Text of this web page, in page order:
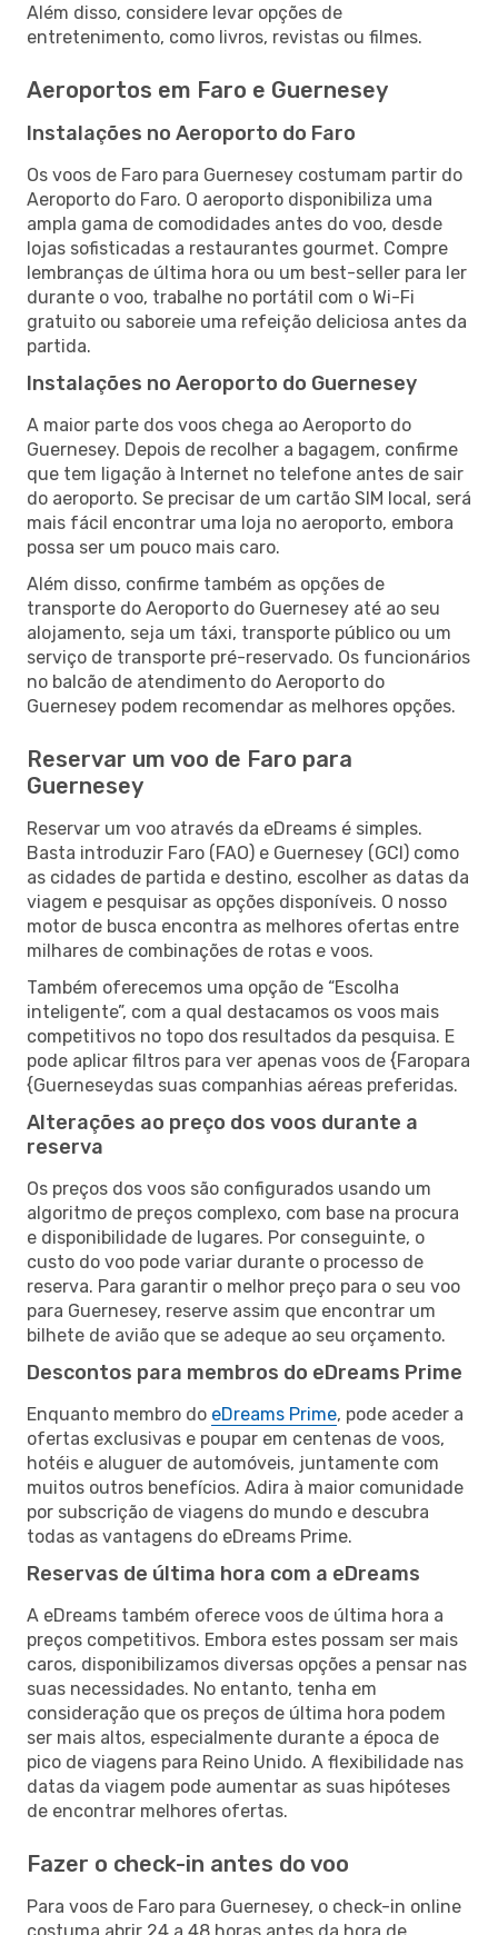
Além disso, considere levar opções de
entretenimento, como livros, revistas ou filmes.
Aeroportos em Faro e Guernesey
Instalações no Aeroporto do Faro
Os voos de Faro para Guernesey costumam partir do
Aeroporto do Faro. O aeroporto disponibiliza uma
ampla gama de comodidades antes do voo, desde
lojas sofisticadas a restaurantes gourmet. Compre
lembranças de última hora ou um best-seller para ler
durante o voo, trabalhe no portátil com o Wi-Fi
gratuito ou saboreie uma refeição deliciosa antes da
partida.
Instalações no Aeroporto do Guernesey
A maior parte dos voos chega ao Aeroporto do
Guernesey. Depois de recolher a bagagem, confirme
que tem ligação à Internet no telefone antes de sair
do aeroporto. Se precisar de um cartão SIM local, será
mais fácil encontrar uma loja no aeroporto, embora
possa ser um pouco mais caro.
Além disso, confirme também as opções de
transporte do Aeroporto do Guernesey até ao seu
alojamento, seja um táxi, transporte público ou um
serviço de transporte pré-reservado. Os funcionários
no balcão de atendimento do Aeroporto do
Guernesey podem recomendar as melhores opções.
Reservar um voo de Faro para
Guernesey
Reservar um voo através da eDreams é simples.
Basta introduzir Faro (FAO) e Guernesey (GCI) como
as cidades de partida e destino, escolher as datas da
viagem e pesquisar as opções disponíveis. O nosso
motor de busca encontra as melhores ofertas entre
milhares de combinações de rotas e voos.
Também oferecemos uma opção de “Escolha
inteligente”, com a qual destacamos os voos mais
competitivos no topo dos resultados da pesquisa. E
pode aplicar filtros para ver apenas voos de {Faropara
{Guerneseydas suas companhias aéreas preferidas.
Alterações ao preço dos voos durante a
reserva
Os preços dos voos são configurados usando um
algoritmo de preços complexo, com base na procura
e disponibilidade de lugares. Por conseguinte, o
custo do voo pode variar durante o processo de
reserva. Para garantir o melhor preço para o seu voo
para Guernesey, reserve assim que encontrar um
bilhete de avião que se adeque ao seu orçamento.
Descontos para membros do eDreams Prime
Enquanto membro do eDreams Prime, pode aceder a
ofertas exclusivas e poupar em centenas de voos,
hotéis e aluguer de automóveis, juntamente com
muitos outros benefícios. Adira à maior comunidade
por subscrição de viagens do mundo e descubra
todas as vantagens do eDreams Prime.
Reservas de última hora com a eDreams
A eDreams também oferece voos de última hora a
preços competitivos. Embora estes possam ser mais
caros, disponibilizamos diversas opções a pensar nas
suas necessidades. No entanto, tenha em
consideração que os preços de última hora podem
ser mais altos, especialmente durante a época de
pico de viagens para Reino Unido. A flexibilidade nas
datas da viagem pode aumentar as suas hipóteses
de encontrar melhores ofertas.
Fazer o check-in antes do voo
Para voos de Faro para Guernesey, o check-in online